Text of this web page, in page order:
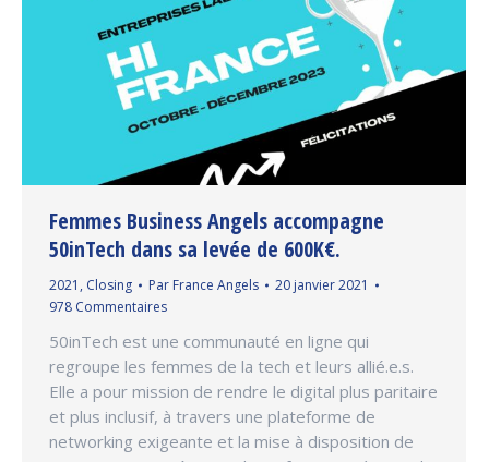
Femmes Business Angels accompagne
50inTech dans sa levée de 600K€.
2021 , Closing Par France Angels
20 janvier 2021
978 Commentaires
50inTech est une communauté en ligne qui
regroupe les femmes de la tech et leurs allié.e.s.
Elle a pour mission de rendre le digital plus paritaire
et plus inclusif, à travers une plateforme de
networking exigeante et la mise à disposition de